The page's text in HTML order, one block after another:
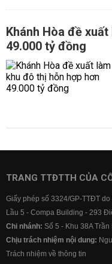
Khánh Hòa đề
49.000 tỷ đồng
TRANG TTĐTTH CỦA
Giấy phép số 3324/GP-TTĐT
Lầu 5 - Compa Building - 293
Chi nhánh: Số 5 - Khu 38A
Chịu trách nhiệm nội dung:
Trách nhiệm về thông tin